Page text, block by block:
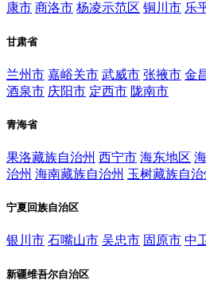
康市 商洛市 杨凌示范区 铜川市 乐
甘肃省
兰州市 嘉峪关市 武威市 张掖市 金
酒泉市 庆阳市 定西市 陇南市
青海省
果洛藏族自治州 西宁市 海东地区
治州 海南藏族自治州 玉树藏族自治
宁夏回族自治区
银川市 石嘴山市 吴忠市 固原市 中
新疆维吾尔自治区